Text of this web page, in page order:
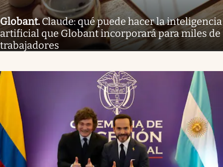
Globant.Claude: qué puede hacer la inteligencia
artificial que Globant incorporará para miles de
trabajadores